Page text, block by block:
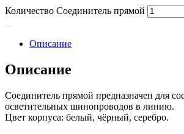
Количество Соединитель прямой
Описание
Описание
Соединитель прямой предназначен для
осветительных шинопроводов в линию.
Цвет корпуса: белый, чёрный, серебро.